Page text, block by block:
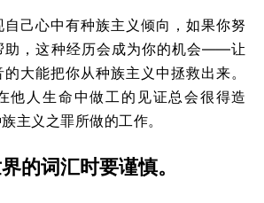
己心中有种族主义倾向，如果你努
助，这种经历会成为你的机会——让
大能把你从种族主义中拯救出来。
他人生命中做工的见证总会很得造
主义之罪所做的工作。
的词汇时要谨慎。